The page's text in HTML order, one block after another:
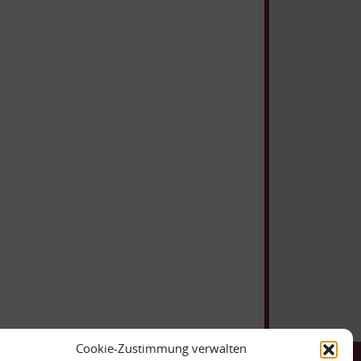
Cookie-Zustimmung verwalten